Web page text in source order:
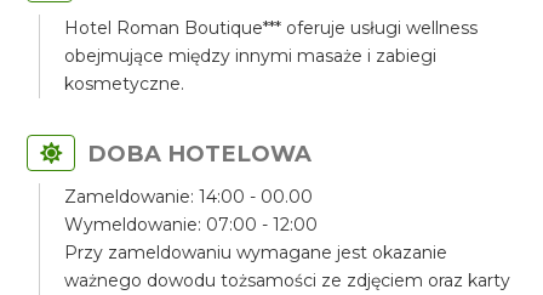
Hotel Roman Boutique*** oferuje usługi wellness
obejmujące między innymi masaże i zabiegi
kosmetyczne.
DOBA HOTELOWA
Zameldowanie: 14:00 - 00.00
Wymeldowanie: 07:00 - 12:00
Przy zameldowaniu wymagane jest okazanie
ważnego dowodu tożsamości ze zdjęciem oraz karty